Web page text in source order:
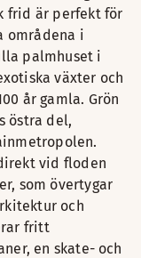
frid är perfekt för
områdena i
palmhuset i
växter och
år gamla. Grön
östra del,
vid floden
som övertygar
och
fritt
en skate- och